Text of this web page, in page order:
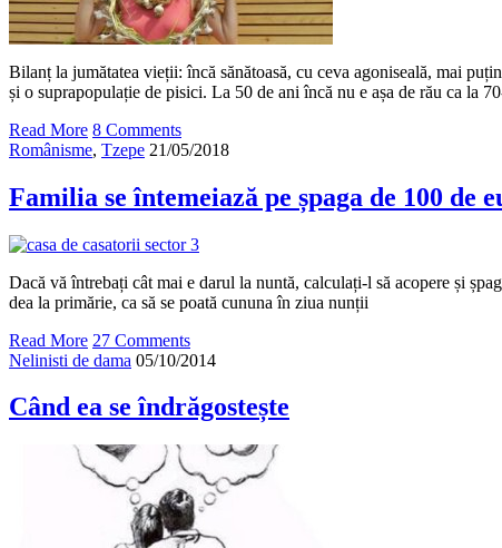
Bilanț la jumătatea vieții: încă sănătoasă, cu ceva agoniseală, mai
și o suprapopulație de pisici. La 50 de ani încă nu e așa de rău ca la
Read More 8 Comments
Românisme, Tzepe 21/05/2018
Familia se întemeiază pe șpaga de 100 de
Dacă vă întrebați cât mai e darul la nuntă, calculați-l să acopere și
dea la primărie, ca să se poată cununa în ziua nunții
Read More 27 Comments
Nelinisti de dama 05/10/2014
Când ea se îndrăgostește